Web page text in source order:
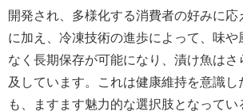
開発され、多様化する消費者の好みに応
に加え、冷凍技術の進歩によって、味や
なく長期保存が可能になり、漬け魚はさ
及しています。これは健康維持を意識し
も、ますます魅力的な選択肢となってい